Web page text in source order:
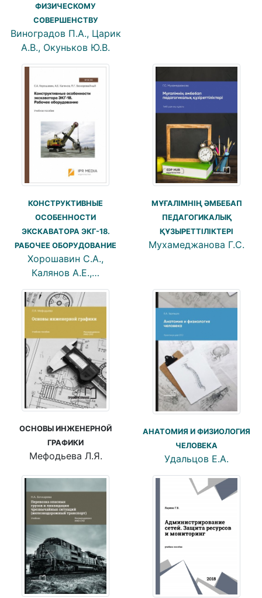
ФИЗИЧЕСКОМУ
СОВЕРШЕНСТВУ
Виноградов П.А., Царик
А.В., Окуньков Ю.В.
КОНСТРУКТИВНЫЕ
ОСОБЕННОСТИ
ЭКСКАВАТОРА ЭКГ-18.
РАБОЧЕЕ ОБОРУДОВАНИЕ
Хорошавин С.А.,
Калянов А.Е.,…
МҰҒАЛІМНІҢ ӘМБЕБАП
ПЕДАГОГИКАЛЫҚ
ҚҰЗЫРЕТТІЛІКТЕРІ
Мухамеджанова Г.С.
ОСНОВЫ ИНЖЕНЕРНОЙ
ГРАФИКИ
Мефодьева Л.Я.
АНАТОМИЯ И ФИЗИОЛОГИЯ
ЧЕЛОВЕКА
Удальцов Е.А.